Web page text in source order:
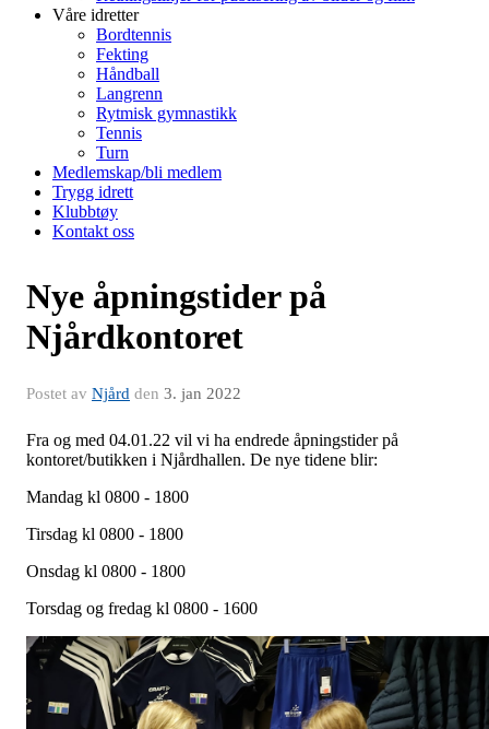
Våre idretter
Bordtennis
Fekting
Håndball
Langrenn
Rytmisk gymnastikk
Tennis
Turn
Medlemskap/bli medlem
Trygg idrett
Klubbtøy
Kontakt oss
Nye åpningstider på
Njårdkontoret
Postet av Njård den 3. jan 2022
Fra og med 04.01.22 vil vi ha endrede åpningstider på
kontoret/butikken i Njårdhallen. De nye tidene blir:
Mandag kl 0800 - 1800
Tirsdag kl 0800 - 1800
Onsdag kl 0800 - 1800
Torsdag og fredag kl 0800 - 1600